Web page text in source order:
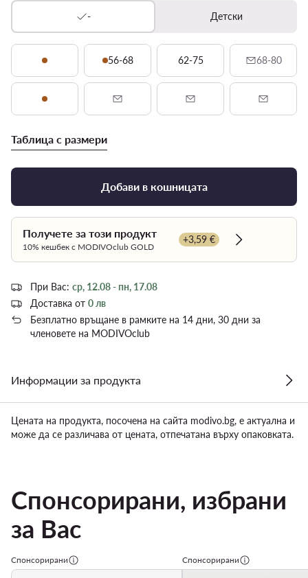
- Детски
56-68 62-75 68-80
Таблица с размери
Добави в кошницата
Получете за този продукт
10% кешбек с MODIVOclub GOLD
+3,59 €
Dowiedz się
При Вас: ср, 12.08 - пн, 17.08
Доставка от 0 лв
Безплатно връщане в рамките на 14 дни, 30 дни за
членовете на MODIVOclub
Информации за продукта
Цената на продукта, посочена на сайта modivo.bg, е актуална и
може да се различава от цената, отпечатана върху опаковката.
Спонсорирани, избрани
за Вас
Спонсорирани Спонсорирани